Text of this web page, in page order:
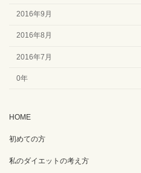
2016年9月
2016年8月
2016年7月
0年
HOME
初めての方
私のダイエットの考え方